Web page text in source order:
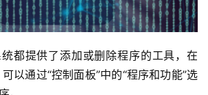
都提供了添加或删除程序的工具，在
以通过“控制面板”中的“程序和功能”选